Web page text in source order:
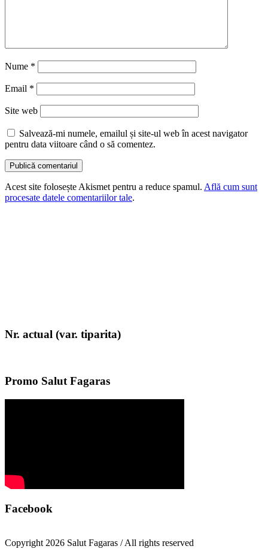
Nume *
Email *
Site web
Salvează-mi numele, emailul și site-ul web în acest navigator
pentru data viitoare când o să comentez.
Acest site folosește Akismet pentru a reduce spamul. Află cum sunt
procesate datele comentariilor tale.
Nr. actual (var. tiparita)
Promo Salut Fagaras
Facebook
Copyright 2026 Salut Fagaras / All rights reserved